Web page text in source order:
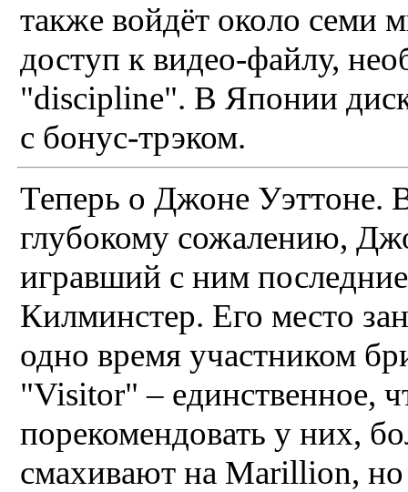
также войдёт около семи
доступ к видео-файлу,
"discipline". В Японии
с бонус-трэком.
Теперь о Джоне Уэттоне.
глубокому сожалению,
игравший с ним
Килминстер. Его место
одно время участником
"Visitor" – единственное,
порекомендовать у них,
смахивают на Marillion, но